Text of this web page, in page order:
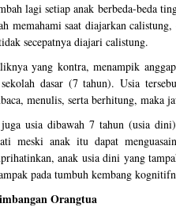
lagi setiap anak berbeda-beda
memahami saat diajarkan
secepatnya diajari calistung.
yang kontra, menampik
dasar (7 tahun). Usia
menulis, serta berhitung, maka
usia dibawah 7 tahun (usia
meski anak itu dapat
anak usia dini yang
pada tumbuh kembang
Orangtua